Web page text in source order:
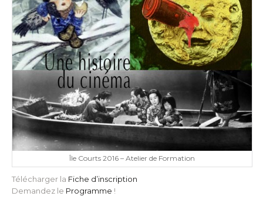
Île Courts 2016 – Atelier de Formation
Télécharger la Fiche d’inscription
Demandez le Programme !